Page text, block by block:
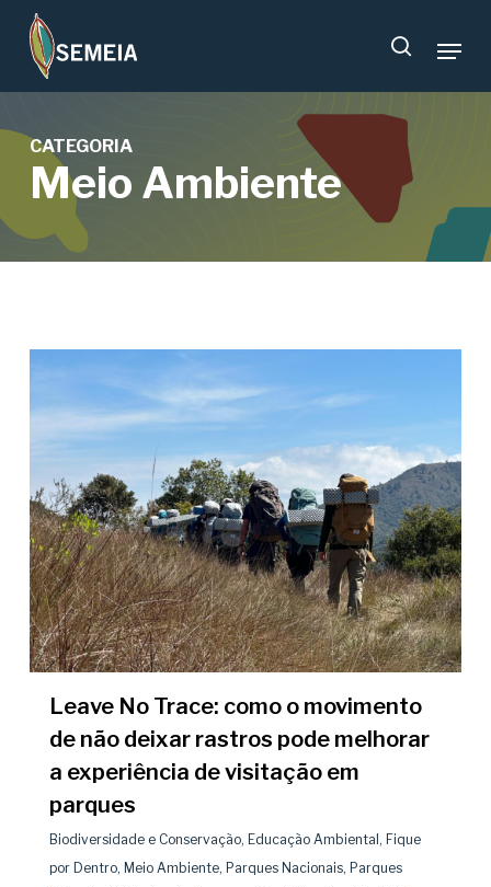
Skip
main
content
Menu
CATEGORIA
Meio Ambiente
Leave No Trace: como o movimento
de não deixar rastros pode melhorar
a experiência de visitação em
parques
Biodiversidade e Conservação, Educação Ambiental , Fique
por Dentro, Meio Ambiente, Parques Nacionais, Parques